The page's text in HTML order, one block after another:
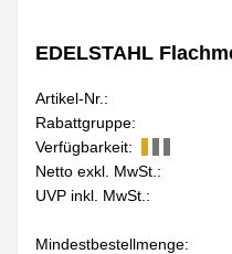
EDELSTAHL
Artikel-Nr.:
Rabattgruppe:
Verfügbarkeit:
Netto exkl. MwSt.:
UVP inkl. MwSt.:
Mindestbestellmenge: